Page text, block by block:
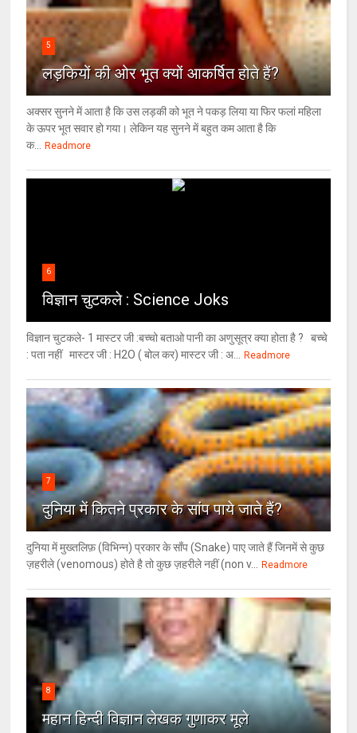
5
लड़कियों की ओर भूत क्‍यों आकर्षित होते हैं?
अक्सर सुनने में आता है कि उस लड़की को भूत ने पकड़ लिया या फिर फलां महिला
के ऊपर भूत सवार हो गया। लेकिन यह सुनने में बहुत कम आता है कि
क...
Readmore
6
विज्ञान चुटकले : Science Joks
विज्ञान चुटकले- 1 मास्टर जी :बच्चो बताओ पानी का अणुसूत्र क्या होता है ? बच्चे
: पता नहीं मास्टर जी : H2O ( बोल कर) मास्टर जी : अ...
Readmore
7
दुनिया में कितने प्रकार के सांप पाये जाते हैं?
दुनिया में मुख्तलिफ़ (विभिन्न) प्रकार के साँप (Snake) पाए जाते हैं जिनमें से कुछ
ज़हरीले (venomous) होते है तो कुछ ज़हरीले नहीं (non v...
Readmore
8
महान हिन्दी विज्ञान लेखक गुणाकर मूले